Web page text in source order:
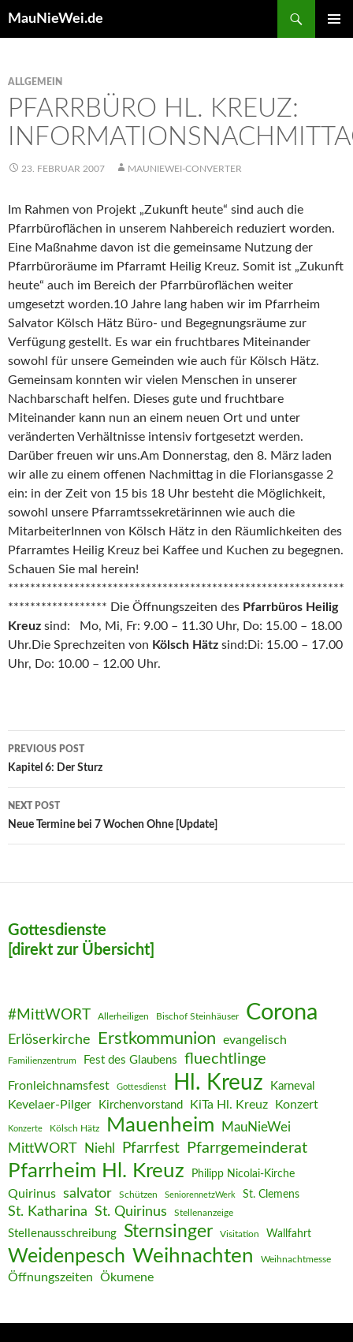
MauNieWei.de
ALLGEMEIN
PFARRBÜRO HL. KREUZ:
23. FEBRUAR 2007 MAUNIEWEI-CONVERTER
Im Rahmen von Projekt „Zukunft heute“ sind auch die
Pfarrbüroflächen in unserem Nahbereich reduziert worden.
Eine Maßnahme davon ist die gemeinsame Nutzung der
Pfarrbüroräume im Pfarramt Heilig Kreuz. Somit ist „Zukunft
heute“ auch im Bereich der Pfarrbüroflächen weiter
umgesetzt worden.10 Jahre lang haben wir im Pfarrheim
Salvator Kölsch Hätz Büro- und Begegnungsräume zur
Verfügung gestellt. Es war ein fruchtbares Miteinander
sowohl für unsere Gemeinden wie auch für Kölsch Hätz.
Gemeinsam konnten wir vielen Menschen in unserer
Nachbarschaft helfen. Dieses gute und fruchtbare
Miteinander kann nun an einem neuen Ort und unter
veränderten Verhältnisse intensiv fortgesetzt werden.
Darüber freuen wir uns.Am Donnerstag, den 8. März laden
wir alle zu einem offenen Nachmittag in die Floriansgasse 2
ein: in der Zeit von 15 bis 18 Uhr besteht die Möglichkeit,
sowohl unsere Pfarramtssekretärinnen wie auch die
MitarbeiterInnen von Kölsch Hätz in den Räumlichkeiten des
Pfarramtes Heilig Kreuz bei Kaffee und Kuchen zu begegnen.
Schauen Sie mal herein!
*************************************************************
****************** Die Öffnungszeiten des Pfarrbüros Heilig
Kreuz sind: Mo, Mi, Fr: 9.00 – 11.30 Uhr, Do: 15.00 – 18.00
Uhr.Die Sprechzeiten von Kölsch Hätz sind:Di: 15.00 – 17.00
Uhr, Do: 10.00 – 12.00 Uhr.
Post
navigation
PREVIOUS POST
Kapitel 6: Der Sturz
NEXT POST
Neue Termine bei 7 Wochen Ohne [Update]
Gottesdienste
[direkt zur Übersicht]
#MittWORT Allerheiligen Bischof Steinhäuser Corona
Erlöserkirche Erstkommunion evangelisch
Familienzentrum Fest des Glaubens fluechtlinge
Fronleichnamsfest Gottesdienst Hl. Kreuz Karneval
Kevelaer-Pilger Kirchenvorstand KiTa Hl. Kreuz Konzert
Konzerte Kölsch Hätz Mauenheim MauNieWei
MittWORT Niehl Pfarrfest Pfarrgemeinderat
Pfarrheim Hl. Kreuz Philipp Nicolai-Kirche
Quirinus salvator Schützen SeniorennetzWerk St. Clemens
St. Katharina St. Quirinus Stellenanzeige
Stellenausschreibung Sternsinger Visitation Wallfahrt
Weidenpesch Weihnachten Weihnachtmesse
Öffnungszeiten Ökumene